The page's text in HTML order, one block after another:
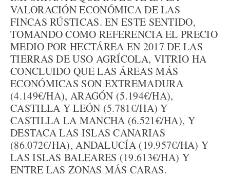
VALORACIÓN ECONÓMICA DE LAS
FINCAS RÚSTICAS. EN ESTE SENTIDO,
TOMANDO COMO REFERENCIA EL PRECIO
MEDIO POR HECTÁREA EN 2017 DE LAS
TIERRAS DE USO AGRÍCOLA, VITRIO HA
CONCLUIDO QUE LAS ÁREAS MÁS
ECONÓMICAS SON EXTREMADURA
(4.149€/HA), ARAGÓN (5.194€/HA),
CASTILLA Y LEÓN (5.781€/HA) Y
CASTILLA LA MANCHA (6.521€/HA), Y
DESTACA LAS ISLAS CANARIAS
(86.072€/HA), ANDALUCÍA (19.957€/HA) Y
LAS ISLAS BALEARES (19.613€/HA) Y
ENTRE LAS ZONAS MÁS CARAS.